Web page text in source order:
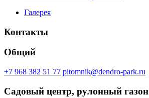
Галерея
Контакты
Общий
+7 968 382 51 77 pitomnik@dendro-park.ru
Садовый центр, рулонный газон